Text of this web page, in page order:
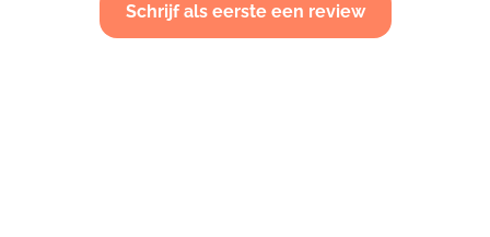
Schrijf als eerste een review